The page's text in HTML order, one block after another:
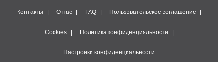
Контакты О нас FAQ Пользовательское соглашение
Cookies Политика конфиденциальности
Настройки конфиденциальности